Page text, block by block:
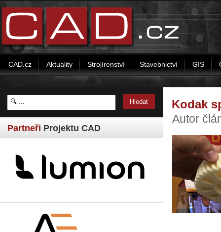
CAD.cz Aktuality Strojírenství Stavebnictví GIS
Partneři Projektu CAD
Kodak
Autor